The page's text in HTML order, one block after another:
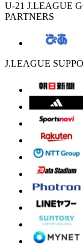
U-21 J.LEAGUE
PARTNERS
J.LEAGUE